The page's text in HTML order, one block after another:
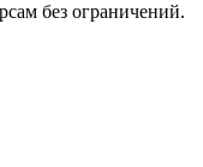
без ограничений.